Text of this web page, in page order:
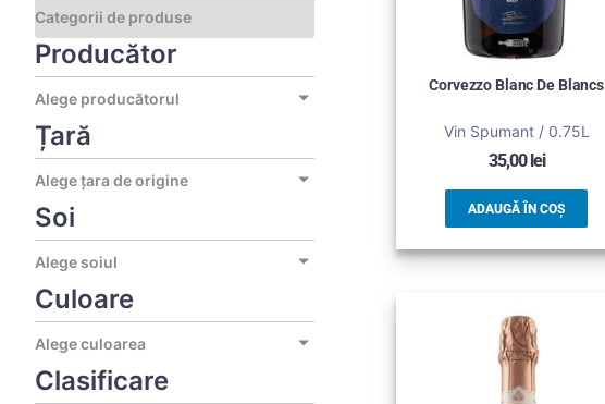
Producător
Alege producătorul
Țară
Alege țara de origine
Soi
Alege soiul
Culoare
Alege culoarea
Clasificare
Corvezzo Blanc De Blancs
Vin Spumant / 0.75L
35,00lei
ADAUGĂ ÎN COȘ